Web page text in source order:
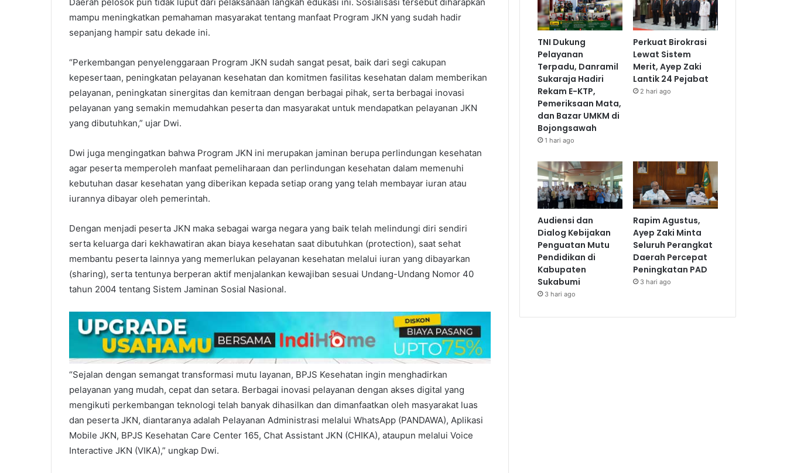
mampu meningkatkan pemahaman masyarakat tentang manfaat Program JKN yang sudah hadir
sepanjang hampir satu dekade ini.
“Perkembangan penyelenggaraan Program JKN sudah sangat pesat, baik dari segi cakupan
kepesertaan, peningkatan pelayanan kesehatan dan komitmen fasilitas kesehatan dalam memberikan
pelayanan, peningkatan sinergitas dan kemitraan dengan berbagai pihak, serta berbagai inovasi
pelayanan yang semakin memudahkan peserta dan masyarakat untuk mendapatkan pelayanan JKN
yang dibutuhkan,” ujar Dwi.
Dwi juga mengingatkan bahwa Program JKN ini merupakan jaminan berupa perlindungan kesehatan
agar peserta memperoleh manfaat pemeliharaan dan perlindungan kesehatan dalam memenuhi
kebutuhan dasar kesehatan yang diberikan kepada setiap orang yang telah membayar iuran atau
iurannya dibayar oleh pemerintah.
Dengan menjadi peserta JKN maka sebagai warga negara yang baik telah melindungi diri sendiri
serta keluarga dari kekhawatiran akan biaya kesehatan saat dibutuhkan (protection), saat sehat
membantu peserta lainnya yang memerlukan pelayanan kesehatan melalui iuran yang dibayarkan
(sharing), serta tentunya berperan aktif menjalankan kewajiban sesuai Undang-Undang Nomor 40
tahun 2004 tentang Sistem Jaminan Sosial Nasional.
“Sejalan dengan semangat transformasi mutu layanan, BPJS Kesehatan ingin menghadirkan
pelayanan yang mudah, cepat dan setara. Berbagai inovasi pelayanan dengan akses digital yang
mengikuti perkembangan teknologi telah banyak dihasilkan dan dimanfaatkan oleh masyarakat luas
dan peserta JKN, diantaranya adalah Pelayanan Administrasi melalui WhatsApp (PANDAWA), Aplikasi
Mobile JKN, BPJS Kesehatan Care Center 165, Chat Assistant JKN (CHIKA), ataupun melalui Voice
Interactive JKN (VIKA),” ungkap Dwi.
TNI Dukung
Pelayanan
Terpadu, Danramil
Sukaraja Hadiri
Rekam E-KTP,
Pemeriksaan Mata,
dan Bazar UMKM di
Bojongsawah
1 hari ago
Perkuat Birokrasi
Lewat Sistem
Merit, Ayep Zaki
Lantik 24 Pejabat
2 hari ago
Audiensi dan
Dialog Kebijakan
Penguatan Mutu
Pendidikan di
Kabupaten
Sukabumi
3 hari ago
Rapim Agustus,
Ayep Zaki Minta
Seluruh Perangkat
Daerah Percepat
Peningkatan PAD
3 hari ago